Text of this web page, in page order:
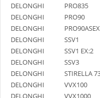
DELONGHI
PRO835
DELONGHI
PRO90
DELONGHI
DELONGHI
SSV1
DELONGHI
SSV1 EX:2
DELONGHI
SSV3
DELONGHI
STIRELLA
DELONGHI
VVX100
DELONGHI
VVX1000